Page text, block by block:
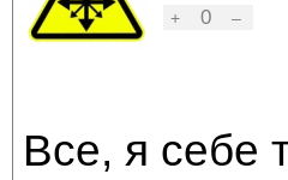
+
0 –
Все, я себе